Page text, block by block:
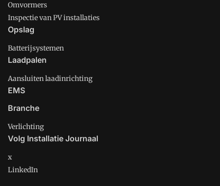
Omvormers
Inspectie van PV installaties
Opslag
Batterijsystemen
Laadpalen
Aansluiten laadinrichting
EMS
Branche
Verlichting
Volg Installatie Journaal
x
LinkedIn